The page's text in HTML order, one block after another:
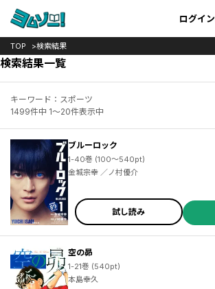
ログイン
TOP 検索結果
検索結果一覧
キーワード：スポーツ
1499件中 1～20件表示中
ブルーロック
1-40巻 (100～540pt)
金城宗幸 ／ノ村優介
試し読み
空の昴
1-21巻 (540pt)
本島幸久